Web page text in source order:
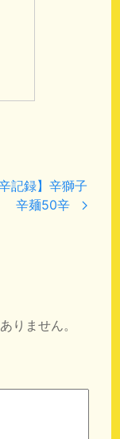
辛記録】辛獅子
辛麺50辛
りません。